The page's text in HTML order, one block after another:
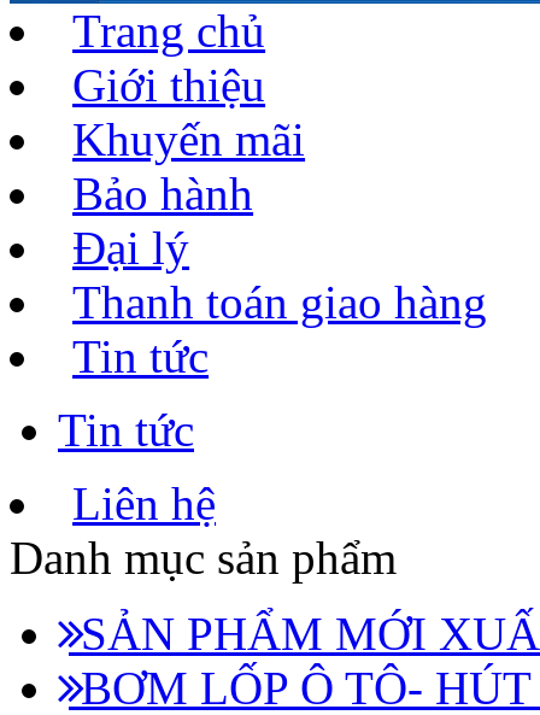
Trang chủ
Giới thiệu
Khuyến mãi
Bảo hành
Đại lý
Thanh toán giao hàng
Tin tức
Tin tức
Liên hệ
Danh mục sản phẩm
SẢN PHẨM MỚI
BƠM LỐP Ô TÔ-